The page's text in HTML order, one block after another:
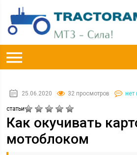
25.06.2020 32 просмотров нет
статьи
Как окучивать
мотоблоком